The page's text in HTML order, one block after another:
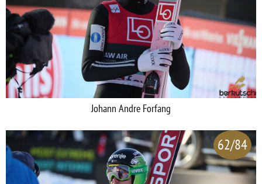
Johann Andre Forfang
62/84